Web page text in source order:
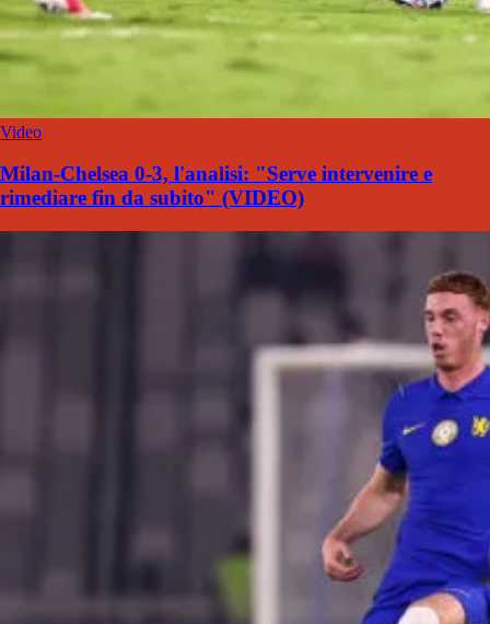
Video
Milan-Chelsea 0-3, l'analisi: "Serve intervenire e
rimediare fin da subito" (VIDEO)